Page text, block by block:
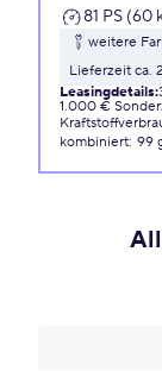
81 PS (60
weitere
Lieferzeit ca.
Leasingdetails:
1.000 €
kombiniert: 99